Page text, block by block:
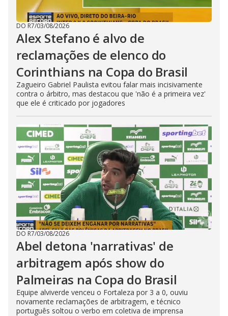
DO R7/03/08/2026
Alex Stefano é alvo de
reclamações de elenco do
Corinthians na Copa do Brasil
Zagueiro Gabriel Paulista evitou falar mais incisivamente
contra o árbitro, mas destacou que 'não é a primeira vez'
que ele é criticado por jogadores
DO R7/03/08/2026
Abel detona 'narrativas' de
arbitragem após show do
Palmeiras na Copa do Brasil
Equipe alviverde venceu o Fortaleza por 3 a 0, ouviu
novamente reclamações de arbitragem, e técnico
português soltou o verbo em coletiva de imprensa